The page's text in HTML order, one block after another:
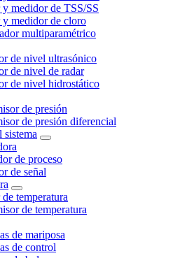
y medidor de TSS/SS
y medidor de cloro
multiparamétrico
de nivel ultrasónico
de nivel de radar
de nivel hidrostático
de presión
de presión diferencial
sistema
de proceso
de señal
de temperatura
de temperatura
de mariposa
de control